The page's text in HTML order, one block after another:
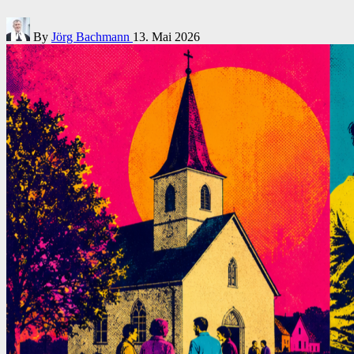
Posted
by
By Jörg Bachmann 13. Mai 2026